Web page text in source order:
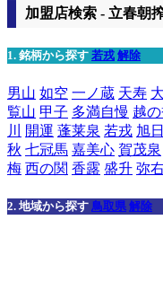
加盟店検索 - 立春朝
1. 銘柄から探す 若戎 解除
男山 如空 一ノ蔵 天寿
覧山 甲子 多満自慢 越
川
開運 蓬莱泉 若戎 旭日
秋 七冠馬 嘉美心 賀茂泉
梅 西の関 香露 盛升 弥
2. 地域から探す 鳥取県 解除